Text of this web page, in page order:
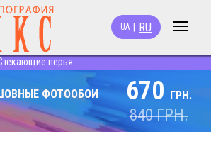
Toggle
UA RU
перья
ФОТООБОИ
670 ГРН.
840ГРН.